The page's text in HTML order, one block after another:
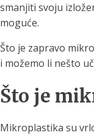
smanjiti svoju
moguće.
Što je zapravo
i možemo li nešto
Što je
Mikroplastika su